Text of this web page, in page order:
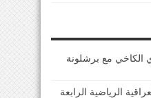
الكاخي مع برشلونة
الرياضية الرابعة